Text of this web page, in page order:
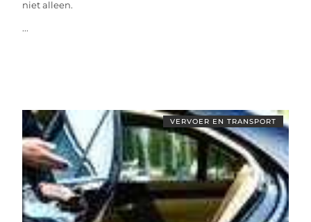
niet alleen.
...
VERVOER EN TRANSPORT